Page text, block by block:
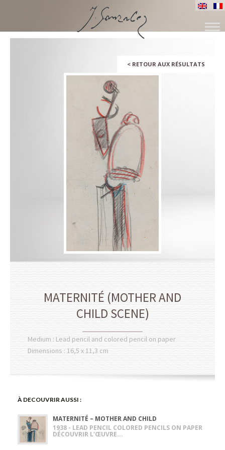
SKIP
< RETOUR AUX RÉSULTATS
MATERNITÉ (MOTHER AND
CHILD SCENE)
Medium : Lead pencil and colored pencil on paper
Dimensions : 16,5 x 11,3 cm
À DECOUVRIR AUSSI :
MATERNITÉ – MOTHER AND CHILD
1938 - LEAD PENCIL COLORED PENCILS ON PAPER
DÉCOUVRIR L'ŒUVRE...